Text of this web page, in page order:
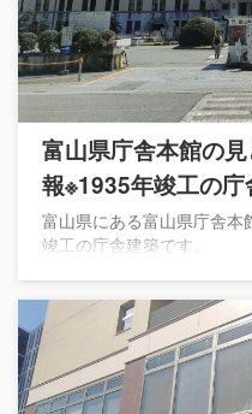
富山県庁舎本館の
報※1935年竣工の庁
富山県にある富山県庁舎
竣工の庁舎建築です。